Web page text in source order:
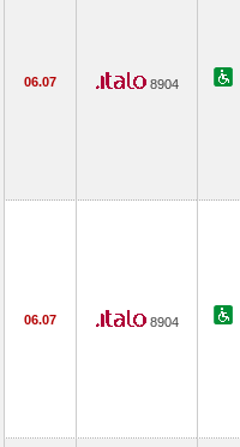
06.07 8904
06.07 8904